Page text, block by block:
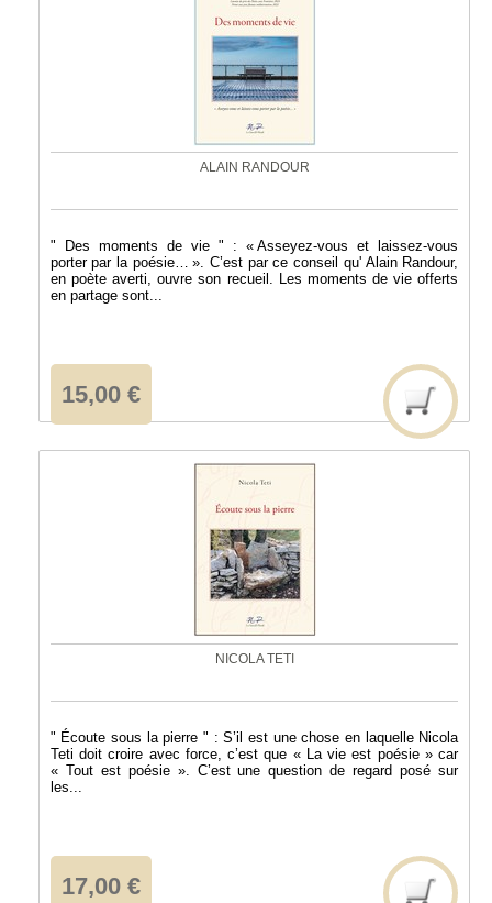
ALAIN RANDOUR
" Des moments de vie " : « Asseyez-vous et laissez-vous
porter par la poésie… ». C’est par ce conseil qu' Alain Randour,
en poète averti, ouvre son recueil. Les moments de vie offerts
en partage sont...
15,00 €
NICOLA TETI
" Écoute sous la pierre " : S’il est une chose en laquelle Nicola
Teti doit croire avec force, c’est que « La vie est poésie » car
« Tout est poésie ». C’est une question de regard posé sur
les...
17,00 €